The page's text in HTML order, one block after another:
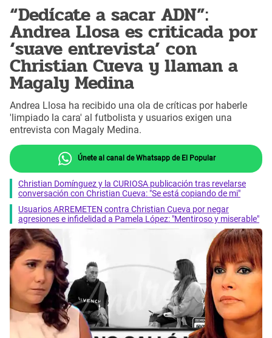
“Dedícate a sacar ADN”:
Andrea Llosa es criticada por
‘suave entrevista’ con
Christian Cueva y llaman a
Magaly Medina
Andrea Llosa ha recibido una ola de críticas por haberle
'limpiado la cara' al futbolista y usuarios exigen una
entrevista con Magaly Medina.
Únete al canal de Whatsapp de El Popular
Christian Domínguez y la CURIOSA publicación tras revelarse
conversación con Christian Cueva: "Se está copiando de mi"
Usuarios ARREMETEN contra Christian Cueva por negar
agresiones e infidelidad a Pamela López: "Mentiroso y miserable"